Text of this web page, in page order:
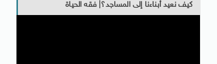
كيف نعيد أبناءنا إلى المساجد؟| فقه الحياة